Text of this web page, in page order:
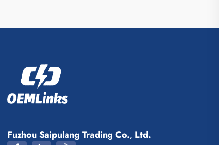
Fuzhou Saipulang Trading Co., Ltd.